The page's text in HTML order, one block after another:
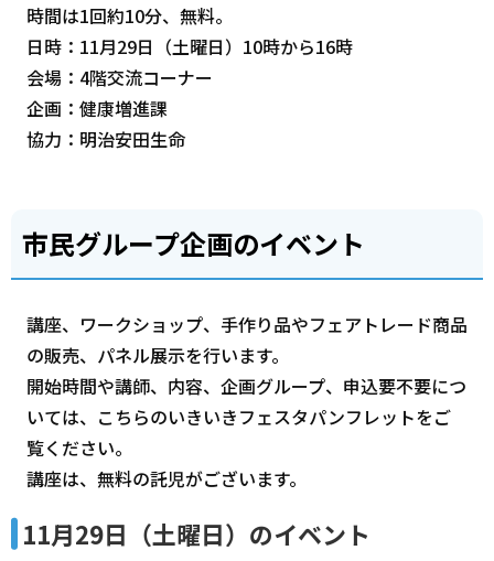
時間は1回約10分、無料。
日時：11月29日（土曜日）10時から16時
会場：4階交流コーナー
企画：健康増進課
協力：明治安田生命
市民グループ企画のイベント
講座、ワークショップ、手作り品やフェアトレード商品
の販売、パネル展示を行います。
開始時間や講師、内容、企画グループ、申込要不要につ
いては、こちらのいきいきフェスタパンフレットをご
覧ください。
講座は、無料の託児がございます。
11月29日（土曜日）のイベント